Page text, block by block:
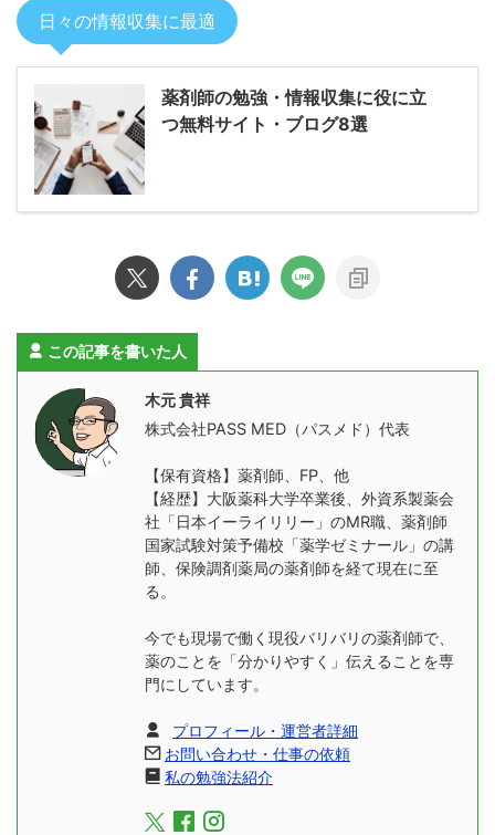
日々の情報収集に最適
薬剤師の勉強・情報収集に役に立
つ無料サイト・ブログ8選
この記事を書いた人
木元 貴祥
株式会社PASS MED（パスメド）代表
【保有資格】薬剤師、FP、他
【経歴】大阪薬科大学卒業後、外資系製薬会
社「日本イーライリリー」のMR職、薬剤師
国家試験対策予備校「薬学ゼミナール」の講
師、保険調剤薬局の薬剤師を経て現在に至
る。
今でも現場で働く現役バリバリの薬剤師で、
薬のことを「分かりやすく」伝えることを専
門にしています。
プロフィール・運営者詳細
お問い合わせ・仕事の依頼
私の勉強法紹介